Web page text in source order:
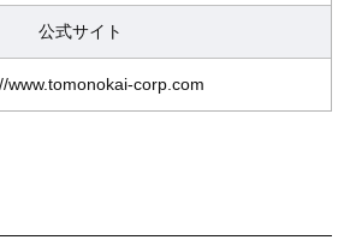
公式サイト
www.tomonokai-corp.com